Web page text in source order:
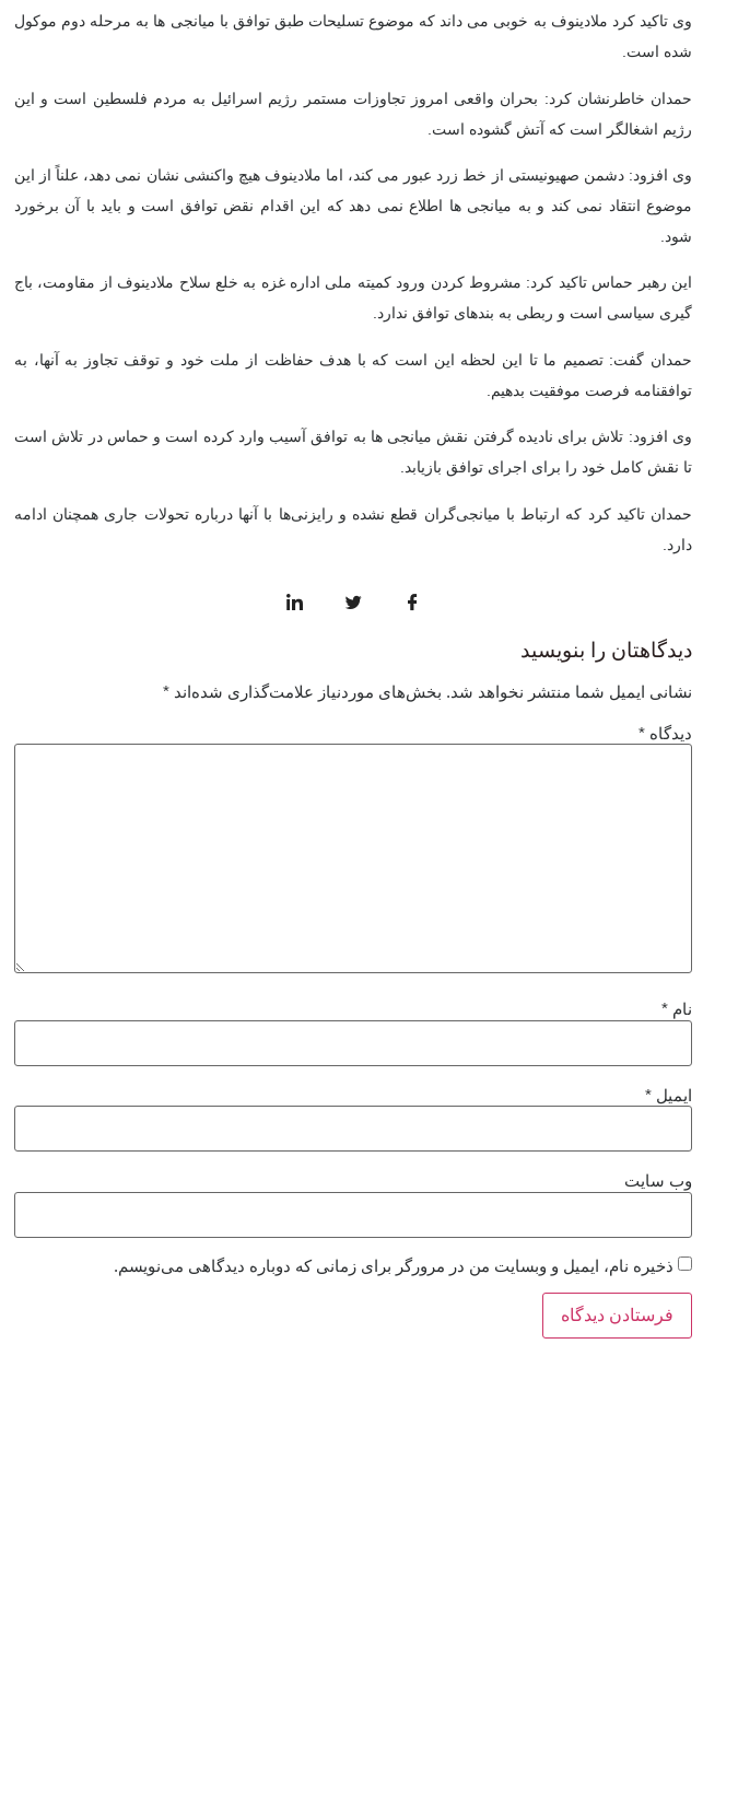
وی تاکید کرد ملادینوف به خوبی می داند که موضوع تسلیحات طبق توافق با میانجی ها به مرحله دوم موکول
شده است.
حمدان خاطرنشان کرد: بحران واقعی امروز تجاوزات مستمر رژیم اسرائیل به مردم فلسطین است و این
رژیم اشغالگر است که آتش گشوده است.
وی افزود: دشمن صهیونیستی از خط زرد عبور می کند، اما ملادینوف هیچ واکنشی نشان نمی دهد، علناً از این
موضوع انتقاد نمی کند و به میانجی ها اطلاع نمی دهد که این اقدام نقض توافق است و باید با آن برخورد
شود.
این رهبر حماس تاکید کرد: مشروط کردن ورود کمیته ملی اداره غزه به خلع سلاح ملادینوف از مقاومت، باج
گیری سیاسی است و ربطی به بندهای توافق ندارد.
حمدان گفت: تصمیم ما تا این لحظه این است که با هدف حفاظت از ملت خود و توقف تجاوز به آنها، به
توافقنامه فرصت موفقیت بدهیم.
وی افزود: تلاش برای نادیده گرفتن نقش میانجی ها به توافق آسیب وارد کرده است و حماس در تلاش است
تا نقش کامل خود را برای اجرای توافق بازیابد.
حمدان تاکید کرد که ارتباط با میانجی‌گران قطع نشده و رایزنی‌ها با آنها درباره تحولات جاری همچنان ادامه
دارد.
دیدگاهتان را بنویسید
نشانی ایمیل شما منتشر نخواهد شد. بخش‌های موردنیاز علامت‌گذاری شده‌اند *
دیدگاه *
نام *
ایمیل *
وب‌ سایت
ذخیره نام، ایمیل و وبسایت من در مرورگر برای زمانی که دوباره دیدگاهی می‌نویسم.